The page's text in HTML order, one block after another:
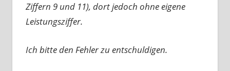
Ziffern 9 und 11), dort jedoch ohne eigene
Leistungsziffer.
Ich bitte den Fehler zu entschuldigen.